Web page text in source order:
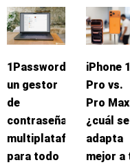
1Password:
un gestor
de
contraseñas
multiplataforma
para todo
iPhone
Pro vs.
Pro
¿cuál se
adapta
mejor a